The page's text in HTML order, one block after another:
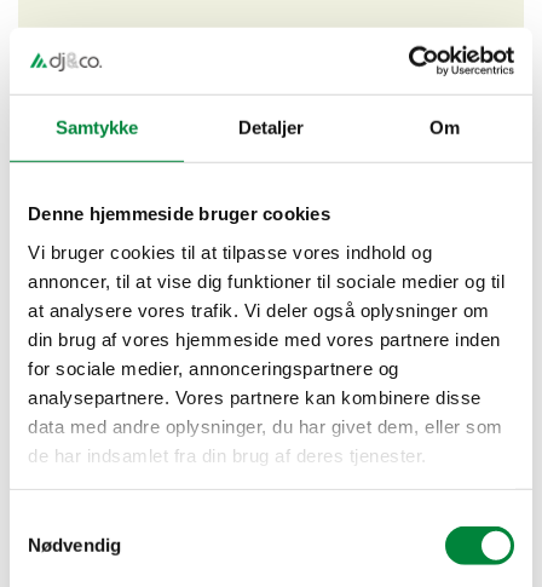
Samtykke Detaljer Om
Denne hjemmeside bruger cookies
Vi bruger cookies til at tilpasse vores indhold og
annoncer, til at vise dig funktioner til sociale medier og til
at analysere vores trafik. Vi deler også oplysninger om
din brug af vores hjemmeside med vores partnere inden
for sociale medier, annonceringspartnere og
analysepartnere. Vores partnere kan kombinere disse
data med andre oplysninger, du har givet dem, eller som
de har indsamlet fra din brug af deres tjenester.
Nødvendig
Trafiksanering (Kystvejen – Gilleleje Hovedgade –
Bonderupvej)
Projektresumé:
Trafiksanering, fartdæmpning, trafiksikkerhedstiltag og
ombygning af signalanlæg
Bygherre:
Gribskov Kommune
Projektperiode: